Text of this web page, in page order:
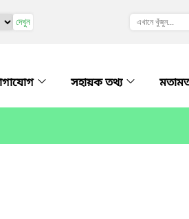
দেখুন
সহায়ক তথ্য